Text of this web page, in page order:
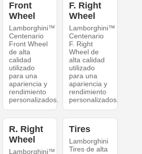
Front
Wheel
Lamborghini™
Centenario
Front Wheel
de alta
calidad
utilizado
para una
apariencia y
rendimiento
personalizados.
F. Right
Wheel
Lamborghini™
Centenario
F. Right
Wheel de
alta calidad
utilizado
para una
apariencia y
rendimiento
personalizados.
R. Right
Wheel
Lamborghini™
Tires
Lamborghini
Tires de alta